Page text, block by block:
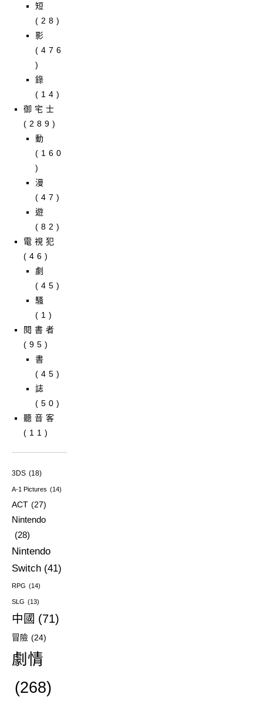
短
(28)
影
(476
)
錄
(14)
御宅士
(289)
動
(160
)
漫
(47)
遊
(82)
電視犯
(46)
劇
(45)
騷
(1)
閱書者
(95)
書
(45)
誌
(50)
聽音客
(11)
3DS (18)
A-1 Pictures (14)
ACT (27)
Nintendo
(28)
Nintendo
Switch (41)
RPG (14)
SLG (13)
中國 (71)
冒險 (24)
劇情
(268)